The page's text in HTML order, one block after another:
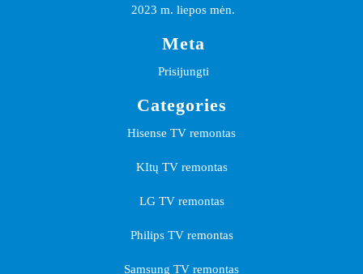
2023 m. liepos mėn.
Meta
Prisijungti
Categories
Hisense TV remontas
KItų TV remontas
LG TV remontas
Philips TV remontas
Samsung TV remontas